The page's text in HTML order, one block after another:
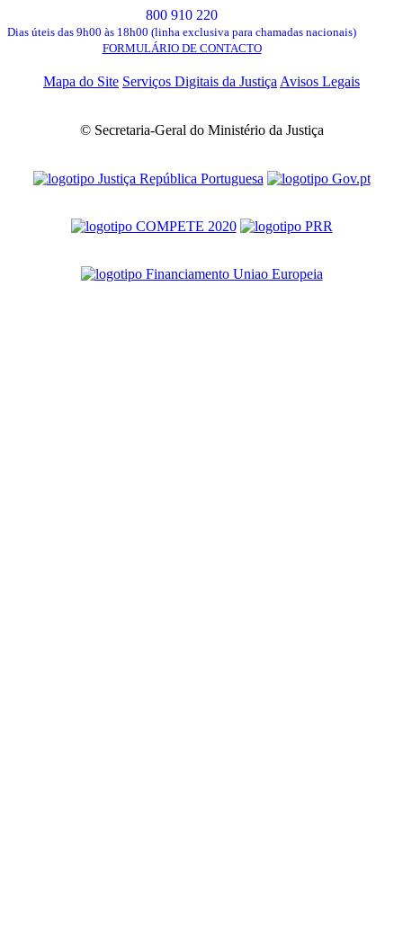
800 910 220
Dias úteis das 9h00 às 18h00 (linha exclusiva para chamadas nacionais)
FORMULÁRIO DE CONTACTO
Mapa do Site Serviços Digitais da Justiça Avisos Legais
© Secretaria-Geral do Ministério da Justiça